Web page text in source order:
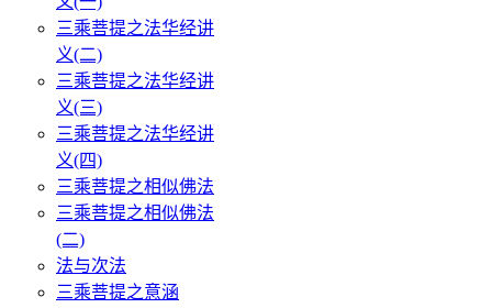
三乘菩提之法华经讲
义(二)
三乘菩提之法华经讲
义(三)
三乘菩提之法华经讲
义(四)
三乘菩提之相似佛法
三乘菩提之相似佛法
(二)
法与次法
三乘菩提之意涵